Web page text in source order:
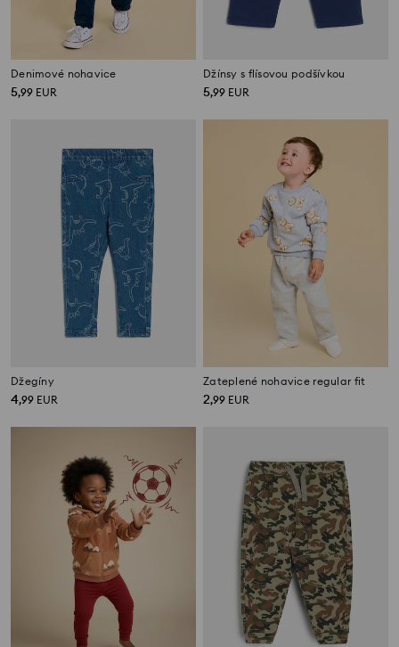
Denimové nohavice
5,99 EUR
Džínsy s flísovou podšívkou
5,99 EUR
Džegíny
4,99 EUR
Zateplené nohavice regular fit
2,99 EUR